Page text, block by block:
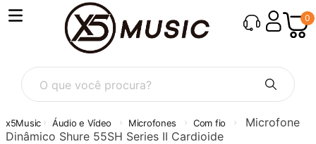
0
O que você procura?
Áudio e Vídeo Microfones Com fio
Microfone
Dinâmico Shure 55SH Series II Cardioide